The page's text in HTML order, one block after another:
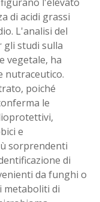
di acidi grassi
L'analisi del
gli studi sulla
vegetale, ha
nutraceutico.
poiché
le
e
sorprendenti
di
da funghi o
metaboliti di